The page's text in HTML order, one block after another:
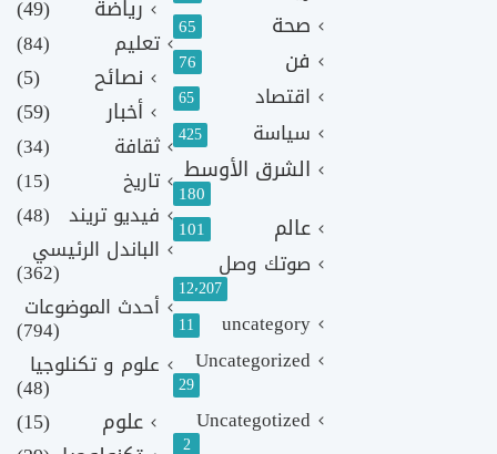
صحة 65
فن 76
اقتصاد 65
سياسة 425
الشرق الأوسط
180
عالم 101
صوتك وصل
12٬207
uncategory
11
Uncategorized
29
Uncategotized
2
رياضة
(49)
تعليم (84)
نصائح
(5)
أخبار
(59)
ثقافة
(34)
تاريخ
(15)
فيديو تريند (48)
الباندل الرئيسي
(362)
أحدث الموضوعات
(794)
علوم و تكنلوجيا
(48)
علوم
(15)